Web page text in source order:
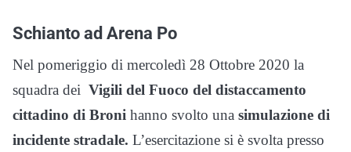
Schianto ad Arena Po
Nel pomeriggio di mercoledì 28 Ottobre 2020 la
squadra dei Vigili del Fuoco del distaccamento
cittadino di Broni hanno svolto una simulazione di
incidente stradale. L’esercitazione si è svolta presso